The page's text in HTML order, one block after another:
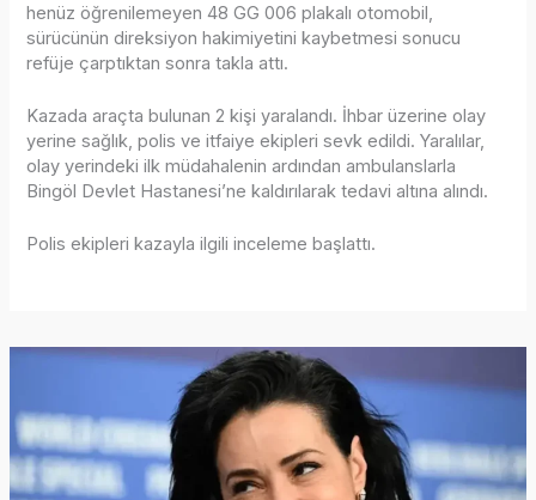
henüz öğrenilemeyen 48 GG 006 plakalı otomobil,
sürücünün direksiyon hakimiyetini kaybetmesi sonucu
refüje çarptıktan sonra takla attı.
Kazada araçta bulunan 2 kişi yaralandı. İhbar üzerine olay
yerine sağlık, polis ve itfaiye ekipleri sevk edildi. Yaralılar,
olay yerindeki ilk müdahalenin ardından ambulanslarla
Bingöl Devlet Hastanesi’ne kaldırılarak tedavi altına alındı.
Polis ekipleri kazayla ilgili inceleme başlattı.